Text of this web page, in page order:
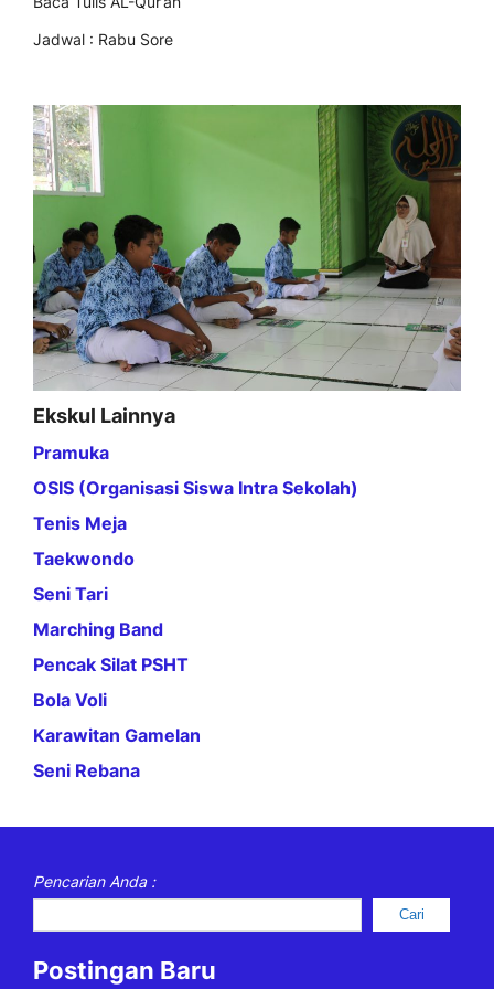
Jadwal : Rabu Sore
Ekskul Lainnya
Pramuka
OSIS (Organisasi Siswa Intra Sekolah)
Tenis Meja
Taekwondo
Seni Tari
Marching Band
Pencak Silat PSHT
Bola Voli
Karawitan Gamelan
Seni Rebana
Pencarian Anda :
Cari
Postingan Baru